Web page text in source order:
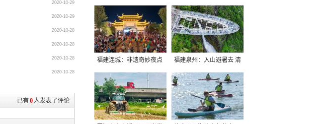
2020-10-29
2020-10-29
2020-10-28
2020-10-28
2020-10-28
2020-10-28
已有0人发表了评论
福建连城：非遗奇妙夜点
亮夏夜
福建泉州：入山避暑去 清
凉好惬意